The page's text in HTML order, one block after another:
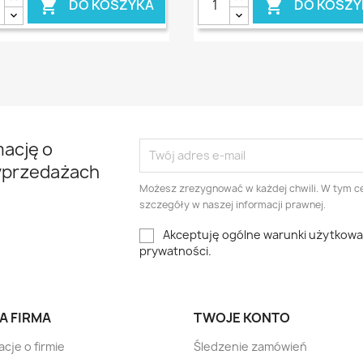
 DO KOSZYKA  DO
o
Możesz zrezygnować w każdej chwili. W tym
szczegóły w naszej informacji prawnej.
Akceptuję ogólne warunki
prywatności.
FIRMA
o firmie
TWOJE KONTO
Śledzenie zamówień